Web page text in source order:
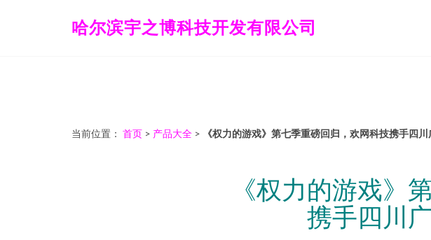
哈尔滨宇之博科技开发有限公司
当前位置： 首页 > 产品大全 > 《权力的游戏》第七季重磅回归，欢网科技携手四
《权力的游戏》
携手四川